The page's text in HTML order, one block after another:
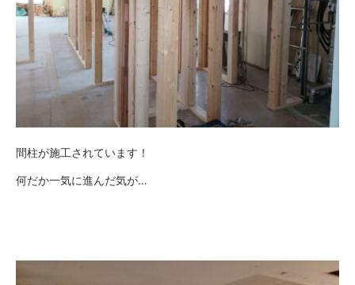
間柱が施工されています！
何だか一気に進んだ気が…